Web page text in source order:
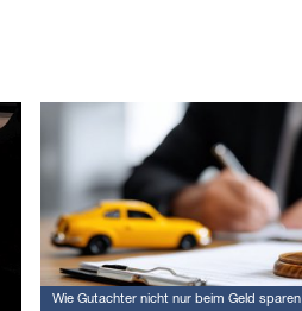
Weitere
Wie Gutachter nicht nur beim Geld sparen